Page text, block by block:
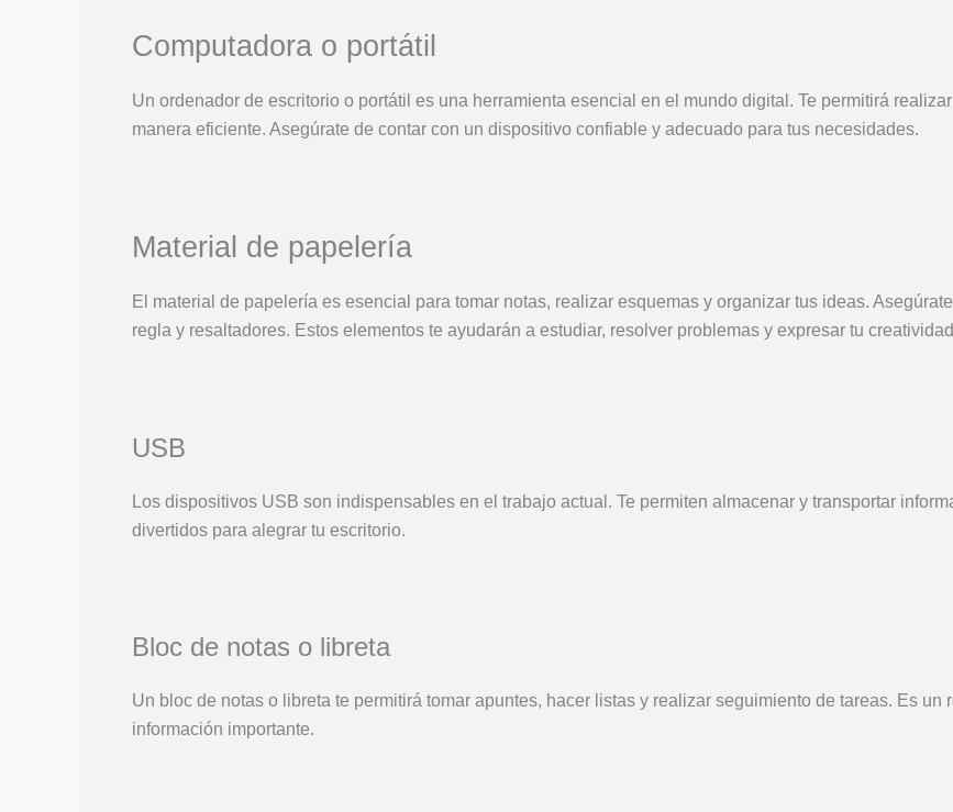
Computadora o portátil
Un ordenador de escritorio o portátil es una herramienta esencial en el mundo digital. Te permitirá
manera eficiente. Asegúrate de contar con un dispositivo confiable y adecuado para tus necesidades.
Material de papelería
El material de papelería es esencial para tomar notas, realizar esquemas y organizar tus ideas.
regla y resaltadores. Estos elementos te ayudarán a estudiar, resolver problemas y expresar tu
USB
Los dispositivos USB son indispensables en el trabajo actual. Te permiten almacenar y transportar
divertidos para alegrar tu escritorio.
Bloc de notas o libreta
Un bloc de notas o libreta te permitirá tomar apuntes, hacer listas y realizar seguimiento de tareas. Es
información importante.